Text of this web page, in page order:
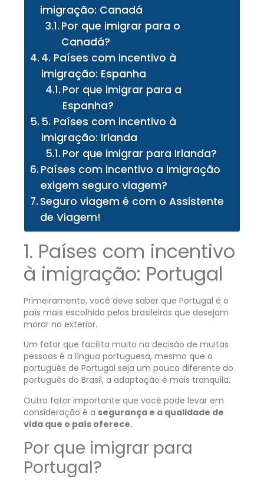
imigração: Canadá
Por que imigrar para o
Canadá?
4. Países com incentivo à
imigração: Espanha
Por que imigrar para a
Espanha?
5. Países com incentivo à
imigração: Irlanda
Por que imigrar para Irlanda?
Países com incentivo a imigração
exigem seguro viagem?
Seguro viagem é com o Assistente
de Viagem!
1. Países com incentivo
à imigração: Portugal
Primeiramente, você deve saber que Portugal é o
país mais escolhido pelos brasileiros que desejam
morar no exterior.
Um fator que facilita muito na decisão de muitas
pessoas é a língua portuguesa, mesmo que o
português de Portugal seja um pouco diferente do
português do Brasil, a adaptação é mais tranquila.
Outro fator importante que você pode levar em
consideração é a segurança e a qualidade de
vida que o país oferece.
Por que imigrar para
Portugal?